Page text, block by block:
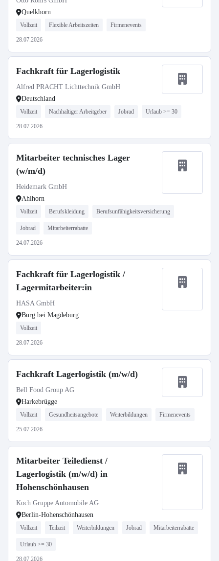
Quelkhorn
Vollzeit Flexible Arbeitszeiten Firmenevents
28.07.2026
Fachkraft für Lagerlogistik
Alfred PRACHT Lichttechnik GmbH
Deutschland
Vollzeit Nachhaltiger Arbeitgeber Jobrad Urlaub >= 30
28.07.2026
Mitarbeiter technisches Lager
(w/m/d)
Heidemark GmbH
Ahlhorn
Vollzeit Berufskleidung Berufsunfähigkeitsversicherung
Jobrad Mitarbeiterrabatte
24.07.2026
Fachkraft für Lagerlogistik /
Lagermitarbeiter:in
HASA GmbH
Burg bei Magdeburg
Vollzeit
28.07.2026
Fachkraft Lagerlogistik (m/w/d)
Bell Food Group AG
Harkebrügge
Vollzeit Gesundheitsangebote Weiterbildungen Firmenevents
25.07.2026
Mitarbeiter Teiledienst /
Lagerlogistik (m/w/d) in
Hohenschönhausen
Koch Gruppe Automobile AG
Berlin-Hohenschönhausen
Vollzeit Teilzeit Weiterbildungen Jobrad Mitarbeiterrabatte
Urlaub >= 30
28.07.2026